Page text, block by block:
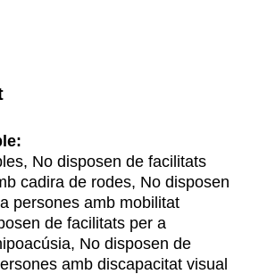
No disposen de facilitats
cadira de rodes, No disposen
persones amb mobilitat
de facilitats per a
No disposen de
amb discapacitat visual